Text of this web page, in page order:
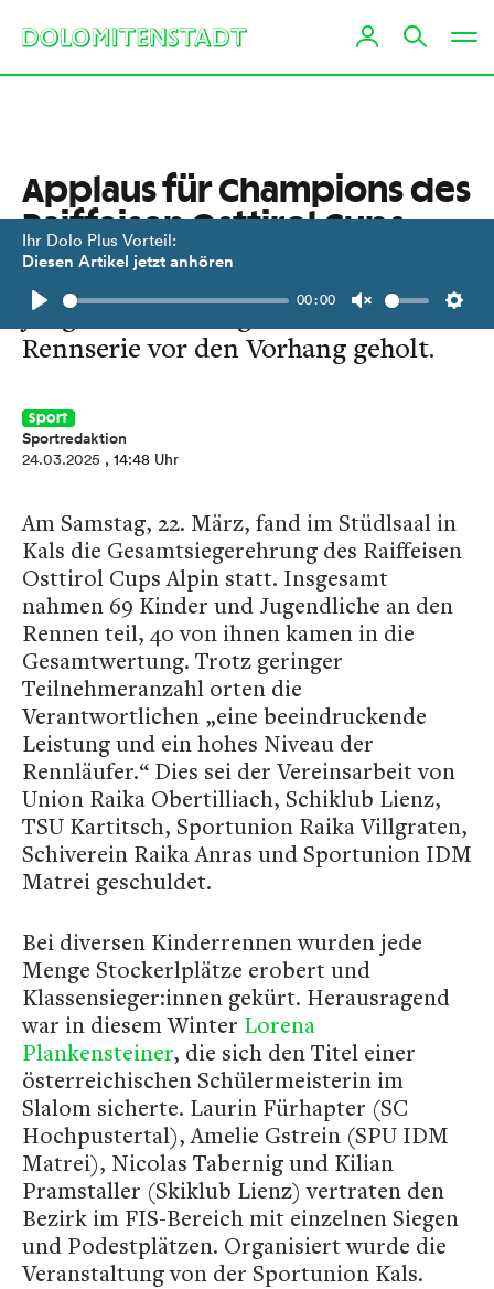
Ihr Dolo Plus Vorteil:
Diesen Artikel jetzt anhören
Play
00:00
Unmute
Applaus für Champions des
Raiffeisen Osttirol Cups
In Kals am Großglockner wurden die
jungen Gesamtsiegerinnen der
Rennserie vor den Vorhang geholt.
Sport
Sportredaktion
24.03.2025 , 14:48 Uhr
Am Samstag, 22. März, fand im Stüdlsaal in
Kals die Gesamtsiegerehrung des Raiffeisen
Osttirol Cups Alpin statt. Insgesamt
nahmen 69 Kinder und Jugendliche an den
Rennen teil, 40 von ihnen kamen in die
Gesamtwertung. Trotz geringer
Teilnehmeranzahl orten die
Verantwortlichen „eine beeindruckende
Leistung und ein hohes Niveau der
Rennläufer.“ Dies sei der Vereinsarbeit von
Union Raika Obertilliach, Schiklub Lienz,
TSU Kartitsch, Sportunion Raika Villgraten,
Schiverein Raika Anras und Sportunion IDM
Matrei geschuldet.
Bei diversen Kinderrennen wurden jede
Menge Stockerlplätze erobert und
Klassensieger:innen gekürt. Herausragend
war in diesem Winter Lorena
Plankensteiner, die sich den Titel einer
österreichischen Schülermeisterin im
Slalom sicherte. Laurin Fürhapter (SC
Hochpustertal), Amelie Gstrein (SPU IDM
Matrei), Nicolas Tabernig und Kilian
Pramstaller (Skiklub Lienz) vertraten den
Bezirk im FIS-Bereich mit einzelnen Siegen
und Podestplätzen. Organisiert wurde die
Veranstaltung von der Sportunion Kals.